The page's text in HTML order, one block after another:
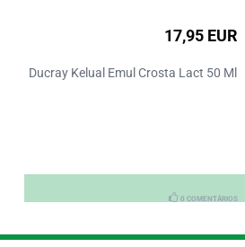
17,95 EUR
Ducray Kelual Emul Crosta Lact 50 Ml
0 COMENTÁRIOS